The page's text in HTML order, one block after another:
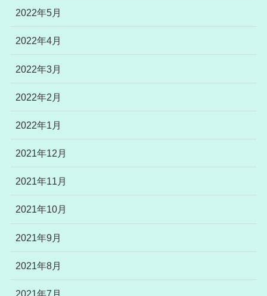
2022年5月
2022年4月
2022年3月
2022年2月
2022年1月
2021年12月
2021年11月
2021年10月
2021年9月
2021年8月
2021年7月